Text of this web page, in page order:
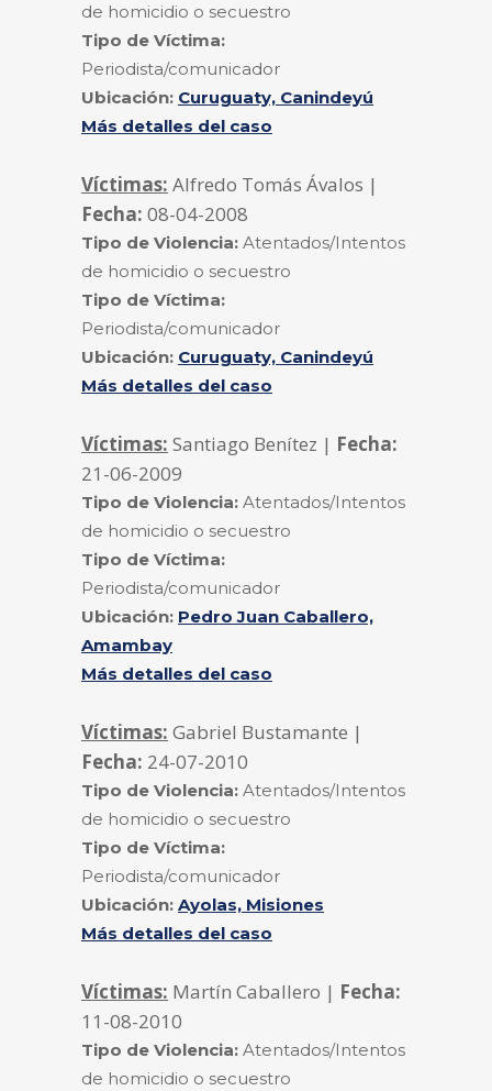
de homicidio o secuestro
Tipo de Víctima:
Periodista/comunicador
Ubicación: Curuguaty, Canindeyú
Más detalles del caso
Víctimas: Alfredo Tomás Ávalos |
Fecha: 08-04-2008
Tipo de Violencia: Atentados/Intentos
de homicidio o secuestro
Tipo de Víctima:
Periodista/comunicador
Ubicación: Curuguaty, Canindeyú
Más detalles del caso
Víctimas: Santiago Benítez | Fecha:
21-06-2009
Tipo de Violencia: Atentados/Intentos
de homicidio o secuestro
Tipo de Víctima:
Periodista/comunicador
Ubicación: Pedro Juan Caballero,
Amambay
Más detalles del caso
Víctimas: Gabriel Bustamante |
Fecha: 24-07-2010
Tipo de Violencia: Atentados/Intentos
de homicidio o secuestro
Tipo de Víctima:
Periodista/comunicador
Ubicación: Ayolas, Misiones
Más detalles del caso
Víctimas: Martín Caballero | Fecha:
11-08-2010
Tipo de Violencia: Atentados/Intentos
de homicidio o secuestro